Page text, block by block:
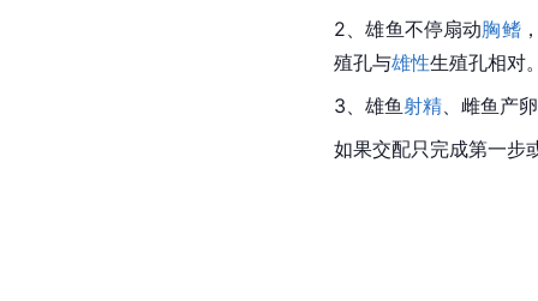
2、雄鱼不停扇动胸鳍
殖孔与雄性生殖孔相对
3、雄鱼 射精、雌鱼 产卵
如果交配只完成第一步